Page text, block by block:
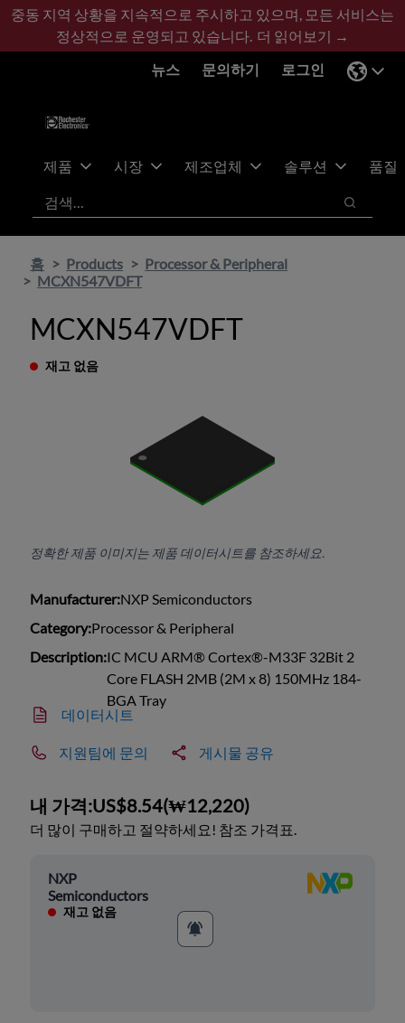
기
콘
바
글
중동 지역 상황을 지속적으로 주시하고 있으며, 모든 서비스는
정상적으로 운영되고 있습니다. 더 읽어보기 →
뉴스
문의하기 로그인
제품 시장 제조업체 솔루션
품질
검색
검색
홈 Products
Processor & Peripheral
MCXN547VDFT
MCXN547VDFT
재고 없음
정확한 제품 이미지는 제품 데이터시트를 참조하세요.
Manufacturer:NXP Semiconductors
Category:Processor & Peripheral
Description:IC MCU ARM® Cortex®-M33F 32Bit 2
Core FLASH 2MB (2M x 8) 150MHz 184-
BGA Tray
데이터시트
지원팀에 문의 게시물 공유
내 가격:US$8.54(₩12,220)
더 많이 구매하고 절약하세요! 참조 가격표.
NXP
Semiconductors
재고 없음